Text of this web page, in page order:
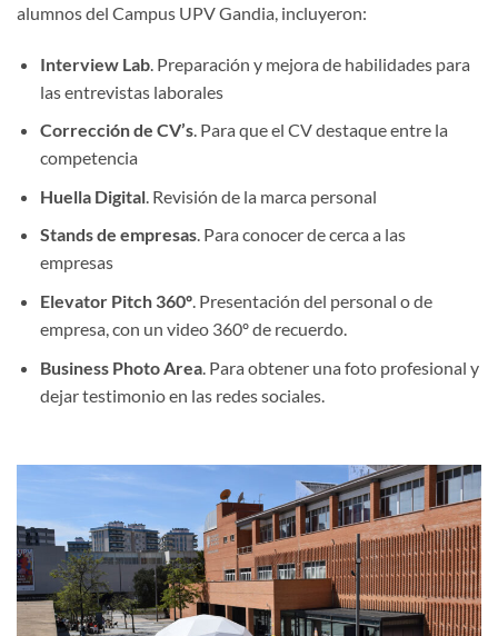
alumnos del Campus UPV Gandia, incluyeron:
Interview Lab. Preparación y mejora de habilidades para
las entrevistas laborales
Corrección de CV’s. Para que el CV destaque entre la
competencia
Huella Digital. Revisión de la marca personal
Stands de empresas. Para conocer de cerca a las
empresas
Elevator Pitch 360º. Presentación del personal o de
empresa, con un video 360º de recuerdo.
Business Photo Area. Para obtener una foto profesional y
dejar testimonio en las redes sociales.